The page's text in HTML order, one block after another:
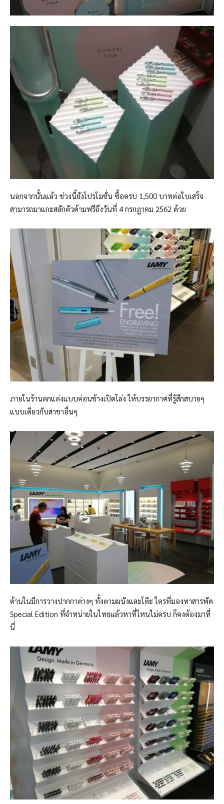
นอกจากนั้นแล้ว ช่วงนี้ยังโปรโมชั่น ซื้อครบ 1,500 บาทต่อใบเสร็จ
สามารถมาแกะสลักตัวด้ามฟรีถึงวันที่ 4 กรกฎาคม 2562 ด้วย
ภายในร้านตกแต่งแบบค่อนข้างเปิดโล่ง ให้บรรยากาศที่รู้สึกสบายๆ
แบบเดียวกับสาขาอื่นๆ
ด้านในมีการวางปากกาต่างๆ ทั้งตามผนังและโต๊ะ ใครที่มองหาสารพัด
Special Edition ที่จำหน่ายในไทยแล้วหาที่ไหนไม่ครบ ก็คงต้องมาที่
นี่